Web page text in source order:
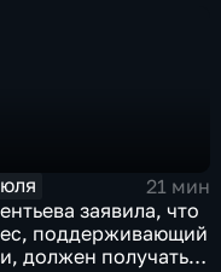
21 мин
заявила, что
поддерживающий
должен получать